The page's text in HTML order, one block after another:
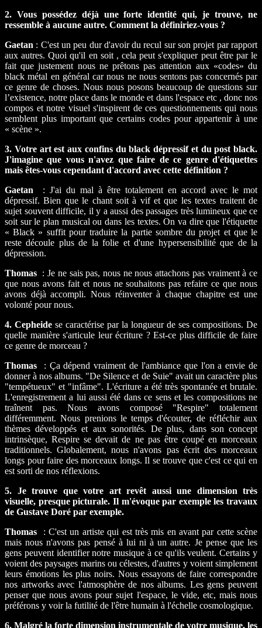
2. Vous possédez déjà une forte identité qui, je trouve, ne
ressemble à aucune autre. Comment la définiriez-vous ?
Gaetan : C'est un peu dur d'avoir du recul sur son projet par rapport
aux autres. Quoi qu'il en soit , cela peut s'expliquer peut être par le
fait que justement nous ne prêtons pas attention aux «codes» du
black métal en général car nous ne nous sentons pas concernés par
ce genre de choses. Nous nous posons beaucoup de questions sur
l’existence, notre place dans le monde et dans l'espace etc , donc nos
compos et notre visuel s'inspirent de ces questionnements qui nous
semblent plus important que certains codes pour appartenir à une
« scène ».
3. Votre art est aux confins du black dépressif et du post black.
J'imagine que vous n'avez que faire de ce genre d'étiquettes
mais êtes-vous cependant d'accord avec cette définition ?
Gaetan
: J'ai du mal à être totalement en accord avec le mot
dépressif. Bien que le chant soit à vif et que les textes traitent de
sujet souvent difficile, il y a aussi des passages très lumineux que ce
soit sur le plan musical ou dans les textes. On va dire que l'étiquette
« Black » suffit pour traduire la partie sombre du projet et que le
reste découle plus de la folie et d'une hypersensibilité que de la
dépression.
Thomas : Je ne sais pas, nous ne nous attachons pas vraiment à ce
que nous avons fait et nous ne souhaitons pas refaire ce que nous
avons déjà accompli. Nous réinventer à chaque chapitre est une
volonté pour nous.
4. Cepheide se caractérise par la longueur de ses compositions. De
quelle manière s'articule leur écriture ? Est-ce plus difficile de faire
ce genre de morceau ?
Thomas
: Ça dépend vraiment de l'ambiance que l'on a envie de
donner à nos albums. "De Silence et de Suie" avait un caractère plus
"tempétueux" et "infâme". L'écriture a été très spontanée et brutale.
L'enregistrement a lui aussi été dans ce sens et les compositions ne
traînent pas. Nous avons composé "Respire" totalement
différemment. Nous prenions le temps d'écouter, de réfléchir aux
thèmes développés et aux sonorités. De plus, dans son concept
intrinsèque, Respire se devait de ne pas être coupé en morceaux
traditionnels. Globalement, nous n'avons pas écrit des morceaux
longs pour faire des morceaux longs. Il se trouve que c'est ce qui en
est sorti de nos réflexions.
5. Je trouve que votre art revêt aussi une dimension très
visuelle, presque picturale. Il m'évoque par exemple les travaux
de Gustave Doré par exemple.
Thomas
: C'est un artiste qui est très mis en avant par cette scène
mais nous n'avons pas pensé à lui ni à un autre. Je pense que les
gens peuvent identifier notre musique à ce qu'ils veulent. Certains y
voient des paysages marins ou célestes, d'autres y voient simplement
leurs émotions les plus noirs. Nous essayons de faire correspondre
nos artworks avec l'atmosphère de nos albums. Les gens peuvent
penser que nous avons pour sujet l'espace, le vide, etc, mais nous
préférons y voir la futilité de l'être humain à l'échelle cosmologique.
6. Malgré la forte dimension instrumentale de votre musique, les